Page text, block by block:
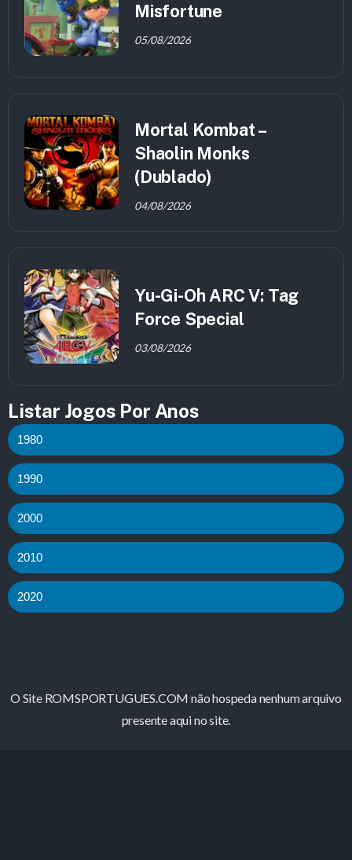
Misfortune
05/08/2026
Mortal Kombat –
Shaolin Monks
(Dublado)
04/08/2026
Yu-Gi-Oh ARC V: Tag
Force Special
03/08/2026
Listar Jogos Por Anos
1980
1990
2000
2010
2020
O Site ROMSPORTUGUES.COM não hospeda nenhum arquivo
presente aqui no site.